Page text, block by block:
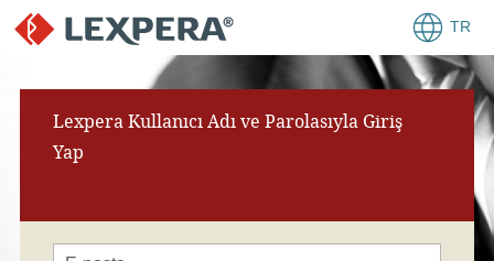
TR
Lexpera Kullanıcı Adı ve Parolasıyla Giriş
Yap